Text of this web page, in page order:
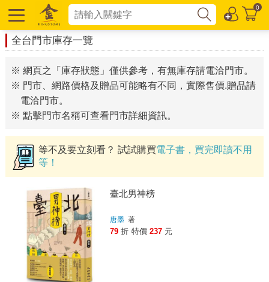
0
全台門市庫存一覽
※ 網頁之「庫存狀態」僅供參考，有無庫存請電洽門市。
※ 門市、網路價格及贈品可能略有不同，實際售價.贈品請
電洽門市。
※ 點擊門市名稱可查看門市詳細資訊。
等不及要立刻看？ 試試購買電子書，買完即讀不用
等！
臺北男神榜
唐墨 著
79 折 特價 237 元